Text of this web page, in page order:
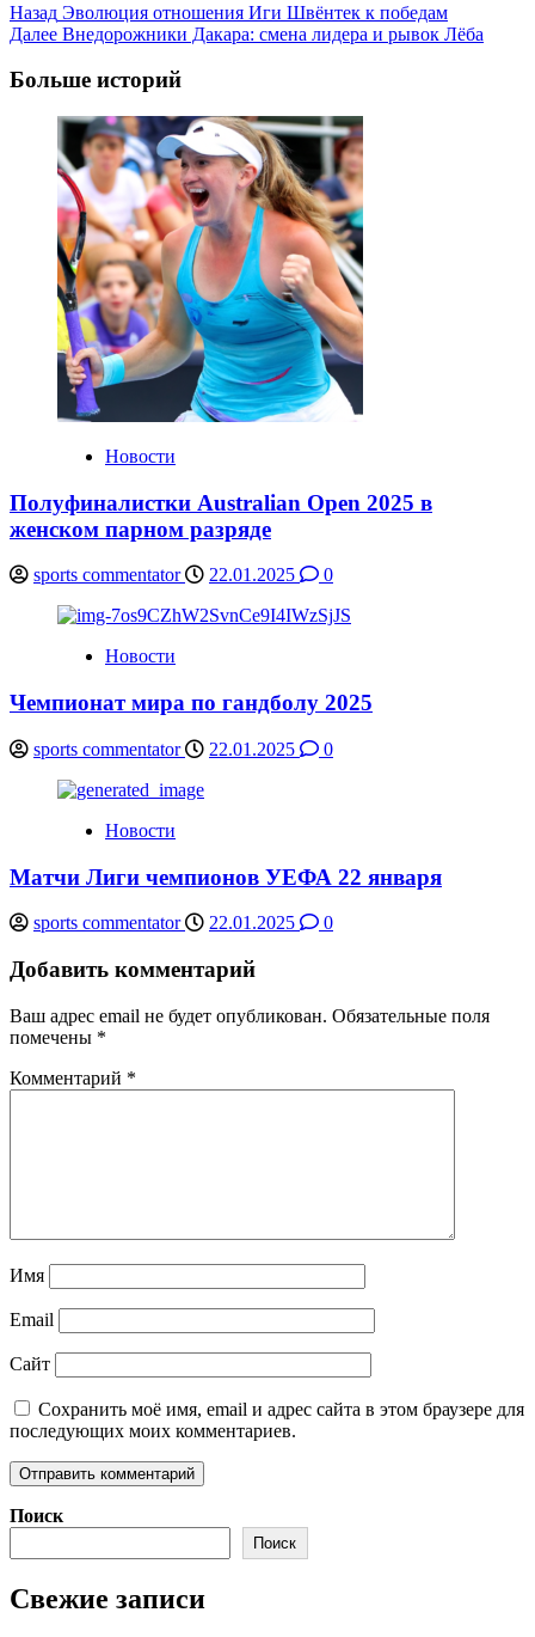
Post
Navigation
Назад Эволюция отношения Иги Швёнтек к победам
Далее Внедорожники Дакара: смена лидера и рывок Лёба
Больше историй
Новости
Полуфиналистки Australian Open 2025 в
женском парном разряде
sports commentator 22.01.2025 0
Новости
Чемпионат мира по гандболу 2025
sports commentator 22.01.2025 0
Новости
Матчи Лиги чемпионов УЕФА 22 января
sports commentator 22.01.2025 0
Добавить комментарий
Ваш адрес email не будет опубликован. Обязательные поля
помечены *
Комментарий *
Имя
Email
Сайт
Сохранить моё имя, email и адрес сайта в этом браузере для
последующих моих комментариев.
Поиск
Поиск
Свежие записи